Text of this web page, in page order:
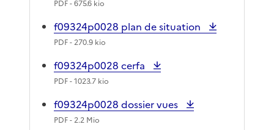
PDF- 675.6 kio
f09324p0028 plan de situation
PDF- 270.9 kio
f09324p0028 cerfa
PDF- 1023.7 kio
f09324p0028 dossier vues
PDF- 2.2 Mio